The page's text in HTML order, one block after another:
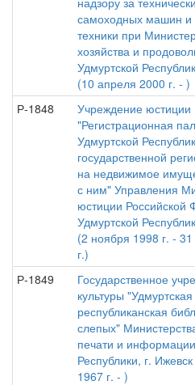
самоходных машин и
техники при
хозяйства и
Удмуртской
(10 апреля 2000 г. - )
Р-1848
Учреждение юстиции
"Регистрационная
Удмуртской
государственной
на недвижимое
с ним" Управления
юстиции Российской
Удмуртской
(2 ноября 1998 г. -
г.)
Р-1849
Государственное
культуры "Удмуртская
республиканская
слепых"
печати и
Республики, г.
1967 г. - )